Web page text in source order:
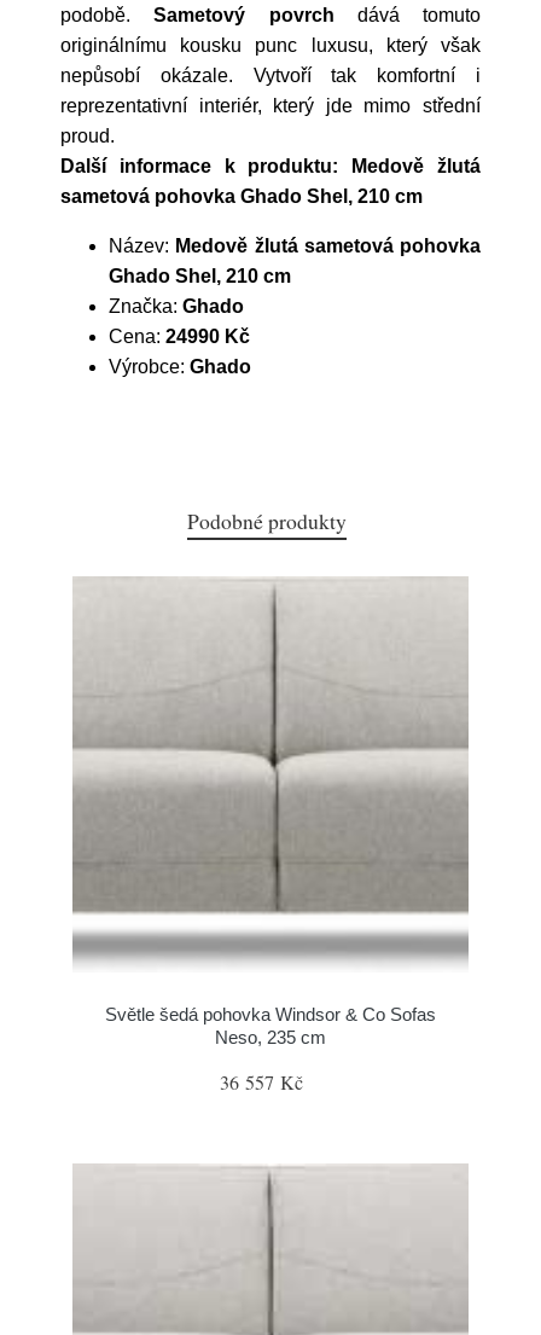
podobě.Sametový povrch dává tomuto
originálnímu kousku punc luxusu, který však
nepůsobí okázale. Vytvoří tak komfortní i
reprezentativní interiér, který jde mimo střední
proud.
Další informace k produktu: Medově žlutá
sametová pohovka Ghado Shel, 210 cm
Název: Medově žlutá sametová pohovka
Ghado Shel, 210 cm
Značka: Ghado
Cena: 24990 Kč
Výrobce: Ghado
Podobné produkty
Světle šedá pohovka Windsor & Co Sofas
Neso, 235 cm
36 557 Kč